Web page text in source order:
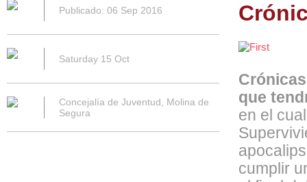
que
en el
cumplir
Publicado: 06 Sep 2016
Saturday 15 Oct
Concejalía de Juventud, Molina de
Segura